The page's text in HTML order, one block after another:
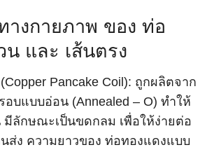
งกายภาพ ของ ท่อ
และ เส้นตรง
Pancake Coil): ถูกผลิตจาก
อบแบบอ่อน (Annealed – O) ทำให้
ลักษณะเป็นขดกลม เพื่อให้ง่ายต่อ
ส่ง ความยาวของ ท่อทองแดงแบบ